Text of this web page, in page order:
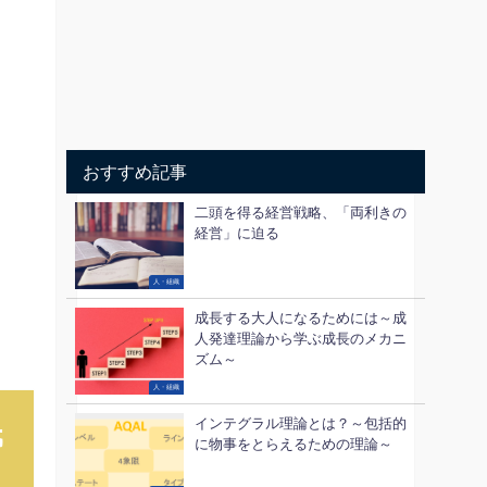
おすすめ記事
人・組織
二頭を得る経営戦略、「両利きの
経営」に迫る
人・組織
成長する大人になるためには～成
人発達理論から学ぶ成長のメカニ
ズム～
インテグラル理論とは？～包括的
に物事をとらえるための理論～